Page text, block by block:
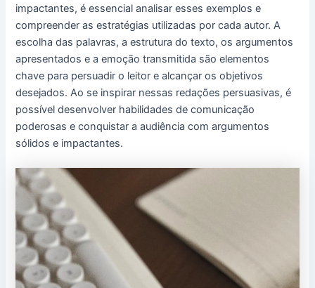
impactantes, é essencial analisar esses exemplos e
compreender as estratégias utilizadas por cada autor. A
escolha das palavras, a estrutura do texto, os argumentos
apresentados e a emoção transmitida são elementos
chave para persuadir o leitor e alcançar os objetivos
desejados. Ao se inspirar nessas redações persuasivas, é
possível desenvolver habilidades de comunicação
poderosas e conquistar a audiência com argumentos
sólidos e impactantes.